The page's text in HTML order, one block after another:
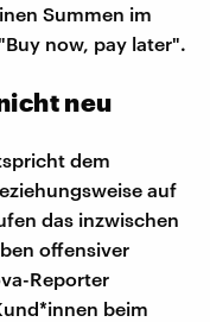
Summen im
now, pay later".
neu
dem
auf
das inzwischen
offensiver
Reporter
beim